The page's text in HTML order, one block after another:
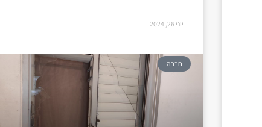
יוני 26, 2024
חברה